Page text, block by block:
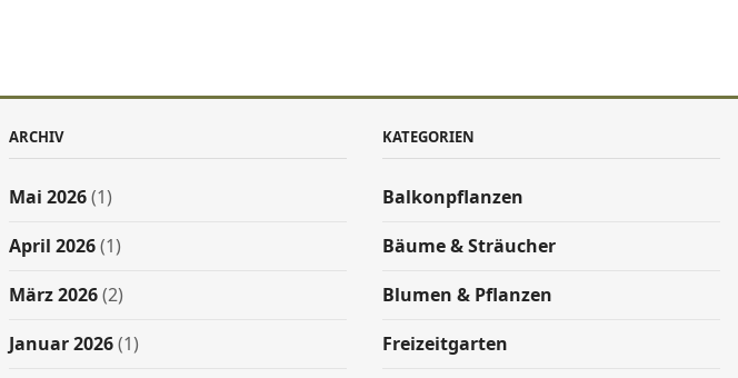
ARCHIV
Mai 2026(1)
April 2026(1)
März 2026(2)
Januar 2026(1)
KATEGORIEN
Balkonpflanzen
Bäume & Sträucher
Blumen & Pflanzen
Freizeitgarten